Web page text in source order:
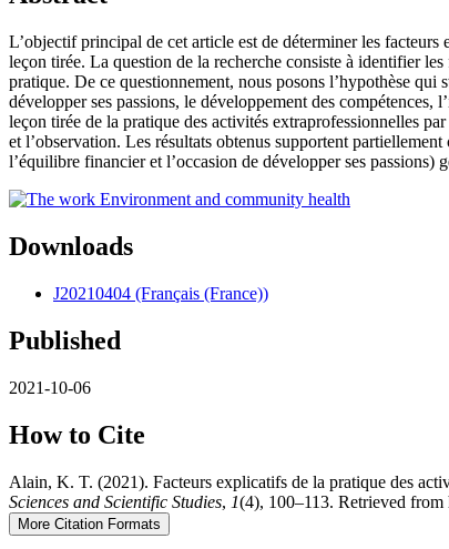
L’objectif principal de cet article est de déterminer les
leçon tirée. La question de la recherche consiste à identifier
pratique. De ce questionnement, nous posons l’hypothèse
développer ses passions, le développement des
leçon tirée de la pratique des activités extraprofessionnelles
et l’observation. Les résultats obtenus supportent
l’équilibre financier et l’occasion de développer ses passions)
Downloads
J20210404 (Français (France))
Published
2021-10-06
How to Cite
Alain, K. T. (2021). Facteurs explicatifs de la pratique des
Sciences and Scientific Studies, 1(4), 100–113. Retrieved from
More Citation Formats